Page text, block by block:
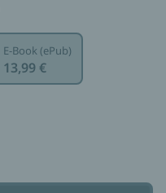
E-Book (ePub)
13,99 €